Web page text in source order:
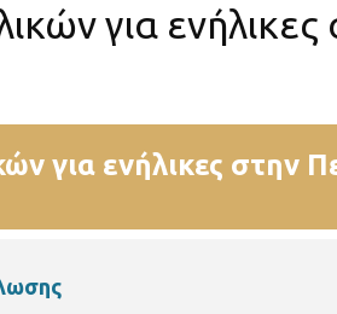
για
για ενήλικες στην